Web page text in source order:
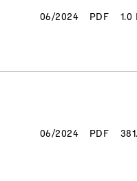
06/2024 PDF 1.0
06/2024 PDF